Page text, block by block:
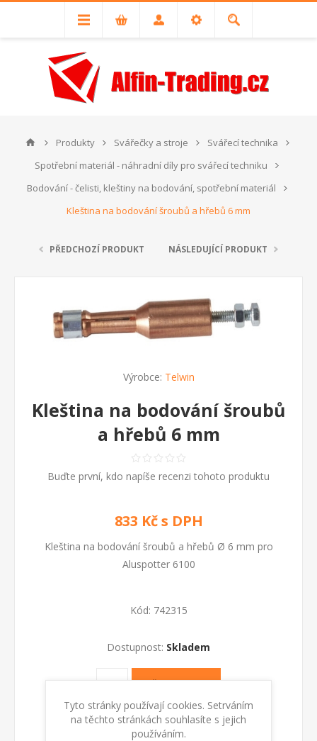
Produkty Svářečky a stroje
Svářecí technika
Spotřební materiál - náhradní díly pro svářecí techniku
Bodování - čelisti, kleštiny na bodování, spotřební materiál
Kleština na bodování šroubů a hřebů 6 mm
PŘEDCHOZÍ PRODUKT NÁSLEDUJÍCÍ PRODUKT
Výrobce: Telwin
Kleština na bodování šroubů
a hřebů 6 mm
Buďte první, kdo napíše recenzi tohoto produktu
833 Kč s DPH
Kleština na bodování šroubů a hřebů Ø 6 mm pro
Aluspotter 6100
Kód: 742315
Dostupnost: Skladem
KOUPIT
Tyto stránky používají cookies. Setrváním
na těchto stránkách souhlasíte s jejich
používáním.